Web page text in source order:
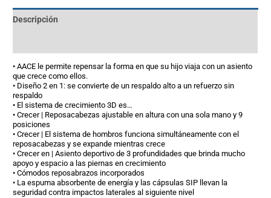
Descripción
• AACE le permite repensar la forma en que su hijo viaja con un asiento
que crece como ellos.
• Diseño 2 en 1: se convierte de un respaldo alto a un refuerzo sin
respaldo
• El sistema de crecimiento 3D es…
• Crecer | Reposacabezas ajustable en altura con una sola mano y 9
posiciones
• Crecer | El sistema de hombros funciona simultáneamente con el
reposacabezas y se expande mientras crece
• Crecer en | Asiento deportivo de 3 profundidades que brinda mucho
apoyo y espacio a las piernas en crecimiento
• Cómodos reposabrazos incorporados
• La espuma absorbente de energía y las cápsulas SIP llevan la
seguridad contra impactos laterales al siguiente nivel